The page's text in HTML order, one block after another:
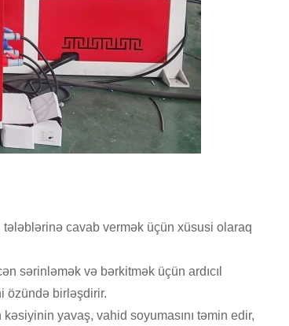
cavab vermək üçün xüsusi olaraq
sərinləmək və bərkitmək üçün ardıcıl
özündə birləşdirir.
yavaş, vahid soyumasını təmin edir,